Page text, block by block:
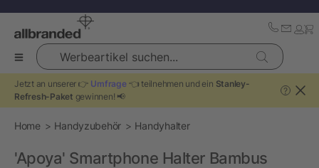
Werbeartikel suchen...
Jetzt an unserer 👉 Umfrage👈 teilnehmen und ein Stanley-
Refresh-Paket gewinnen! 📢
?
Home Handyzubehör Handyhalter
'Apoya' Smartphone Halter Bambus